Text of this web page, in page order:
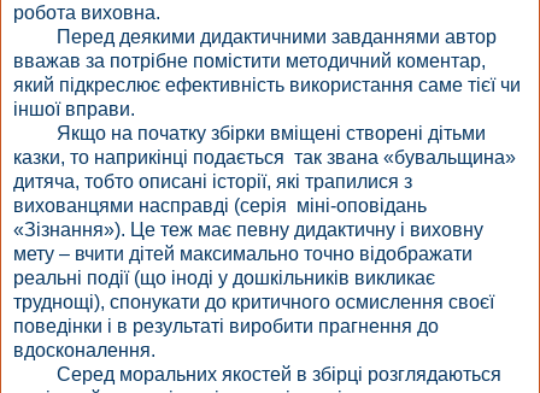
робота виховна.
Перед деякими дидактичними завданнями автор
вважав за потрібне помістити методичний коментар,
який підкреслює ефективність використання саме тієї чи
іншої вправи.
Якщо на початку збірки вміщені створені дітьми
казки, то наприкінці подається так звана «бувальщина»
дитяча, тобто описані історії, які трапилися з
вихованцями насправді (серія міні-оповідань
«Зізнання»). Це теж має певну дидактичну і виховну
мету – вчити дітей максимально точно відображати
реальні події (що іноді у дошкільників викликає
труднощі), спонукати до критичного осмислення своєї
поведінки і в результаті виробити прагнення до
вдосконалення.
Серед моральних якостей в збірці розглядаються